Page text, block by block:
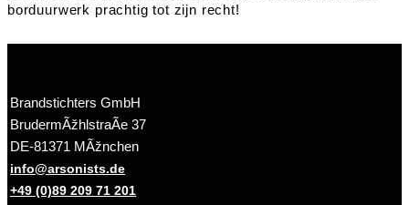
borduurwerk prachtig tot zijn recht!
Brandstichters GmbH
BrudermÃžhlstraÃe 37
DE-81371 MÃžnchen
info@arsonists.de
+49 (0)89 209 71 201